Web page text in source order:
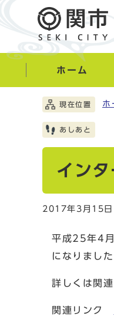
ホーム
現在位置 ホ
あしあと
イン
2017年3月15日
平成25年4月
になりました
詳しくは関
関連リンク